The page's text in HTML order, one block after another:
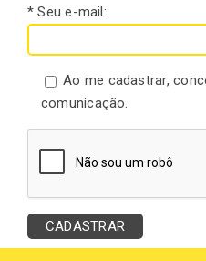
* Seu e-mail:
Ao me cadastrar,
comunicação.